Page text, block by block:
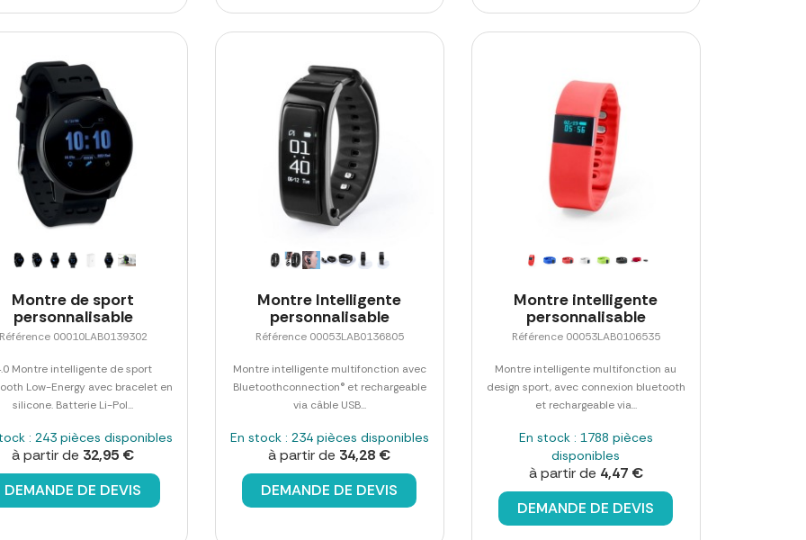
Montre de sport
personnalisable
00010LAB0139302
Montre intelligente de sport
Low-Energy avec bracelet en
silicone. Batterie Li-Pol...
: 243 pièces disponibles
à partir de 32,95 €
DEMANDE DE DEVIS
Montre Intelligente
personnalisable
Référence 00053LAB0136805
Montre intelligente multifonction avec
Bluetoothconnection® et rechargeable
via câble USB...
En stock : 234 pièces disponibles
à partir de 34,28 €
DEMANDE DE DEVIS
Montre intelligente
personnalisable
Référence 00053LAB0106535
Montre intelligente multifonction au
design sport, avec connexion bluetooth
et rechargeable via...
En stock : 1788 pièces
disponibles
à partir de 4,47 €
DEMANDE DE DEVIS